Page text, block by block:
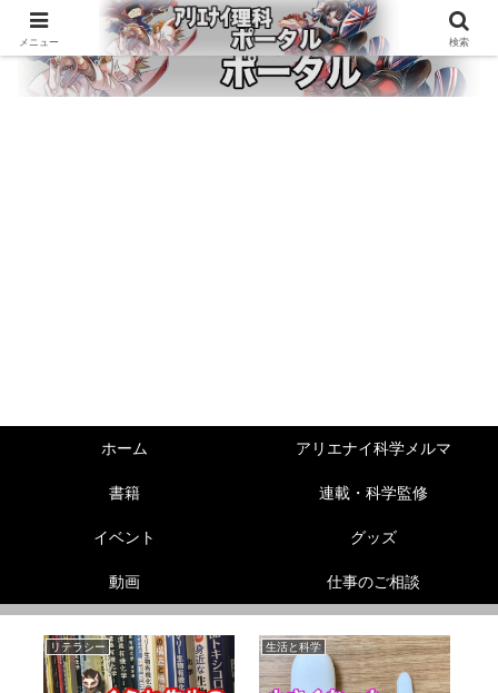
ホーム アリエナイ科学メルマ
書籍 連載・科学監修
イベント グッズ
動画 仕事のご相談
リテラシー 生活と科学
メニュー 検索